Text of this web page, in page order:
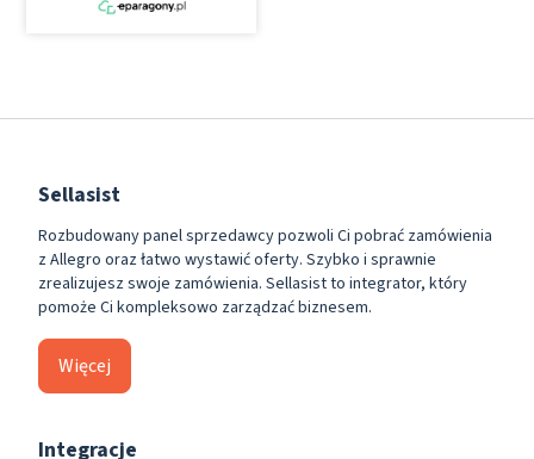
Sellasist
Rozbudowany panel sprzedawcy pozwoli Ci pobrać zamówienia
z Allegro oraz łatwo wystawić oferty. Szybko i sprawnie
zrealizujesz swoje zamówienia. Sellasist to integrator, który
pomoże Ci kompleksowo zarządzać biznesem.
Więcej
Integracje